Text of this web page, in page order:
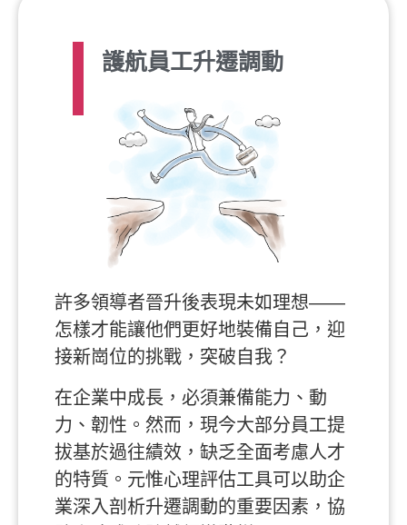
護航員工升遷調動
許多領導者晉升後表現未如理想——
怎樣才能讓他們更好地裝備自己，迎
接新崗位的挑戰，突破自我？
在企業中成長，必須兼備能力、動
力、韌性。然而，現今大部分員工提
拔基於過往績效，缺乏全面考慮人才
的特質。元惟心理評估工具可以助企
業深入剖析升遷調動的重要因素，協